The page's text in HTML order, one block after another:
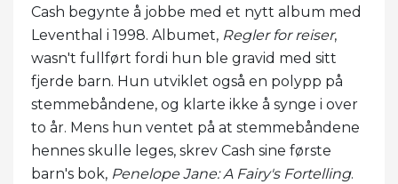
Cash begynte å jobbe med et nytt album med
Leventhal i 1998. Albumet, Regler for reiser,
wasn't fullført fordi hun ble gravid med sitt
fjerde barn. Hun utviklet også en polypp på
stemmebåndene, og klarte ikke å synge i over
to år. Mens hun ventet på at stemmebåndene
hennes skulle leges, skrev Cash sine første
barn's bok, Penelope Jane: A Fairy's Fortelling.